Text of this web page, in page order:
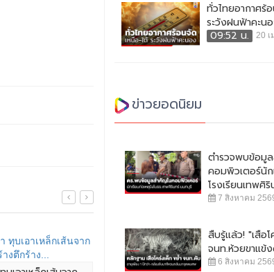
ทั่วไทยอากาศร้
ระวังฝนฟ้าคะน
09:52 น.
20 เ
ข่าวยอดนิยม
ตำรวจพบข้อมู
คอมพิวเตอร์นัก
โรงเรียนเทพศิริ
7 สิงหาคม
สืบรู้แล้ว! "เสือ
จนท.ห้วยขาแข้
6 สิงหาคม